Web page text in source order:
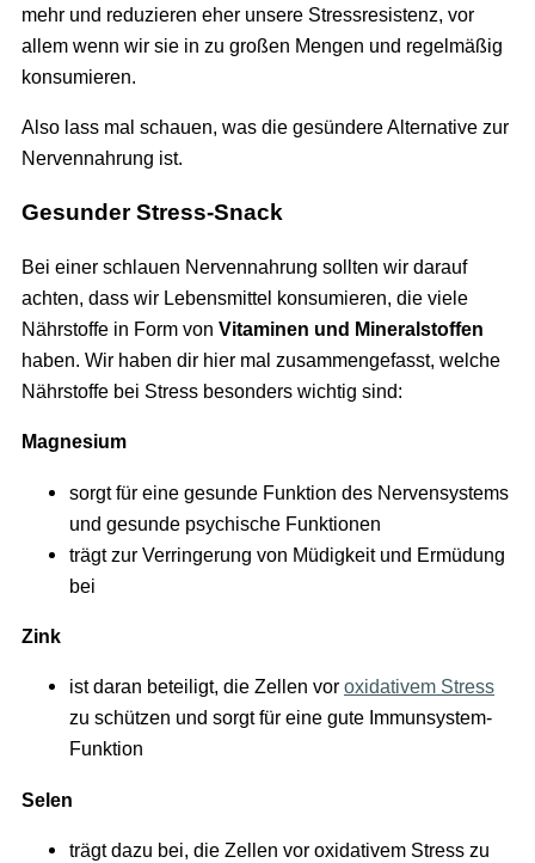
mehr und reduzieren eher unsere Stressresistenz, vor
allem wenn wir sie in zu großen Mengen und regelmäßig
konsumieren.
Also lass mal schauen, was die gesündere Alternative zur
Nervennahrung ist.
Gesunder Stress-Snack
Bei einer schlauen Nervennahrung sollten wir darauf
achten, dass wir Lebensmittel konsumieren, die viele
Nährstoffe in Form von Vitaminen und Mineralstoffen
haben. Wir haben dir hier mal zusammengefasst, welche
Nährstoffe bei Stress besonders wichtig sind:
Magnesium
sorgt für eine gesunde Funktion des Nervensystems
und gesunde psychische Funktionen
trägt zur Verringerung von Müdigkeit und Ermüdung
bei
Zink
ist daran beteiligt, die Zellen vor oxidativem Stress
zu schützen und sorgt für eine gute Immunsystem-
Funktion
Selen
trägt dazu bei, die Zellen vor oxidativem Stress zu